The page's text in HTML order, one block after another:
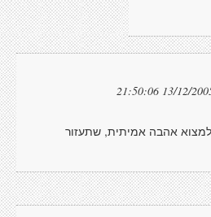
13/12/2005
אהבה אמיתית, שתעזור